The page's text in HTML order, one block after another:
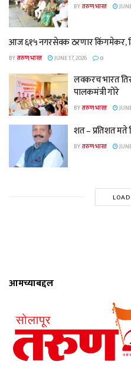
BYतरुण भारत
आज ६१५ नगरसेवक ठरणार किंगमेकर,
BYतरुण भारत JUNE 17, 2026 0
लवकरच भारत
पालकमंत्री गोरे
BYतरुण भारत
शत – प्रतिशत मते
BYतरुण भारत
आमच्याबद्दल